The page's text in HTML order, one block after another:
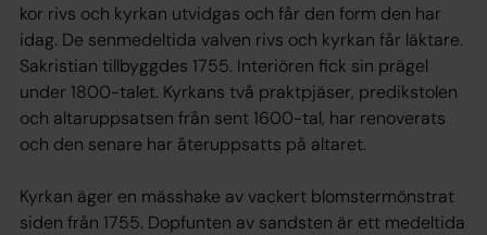
kor rivs och kyrkan utvidgas och får den form den har
idag. De senmedeltida valven rivs och kyrkan får läktare.
Sakristian tillbyggdes 1755. Interiören fick sin prägel
under 1800-talet. Kyrkans två praktpjäser, predikstolen
och altaruppsatsen från sent 1600-tal, har renoverats
och den senare har återuppsatts på altaret.
Kyrkan äger en mässhake av vackert blomstermönstrat
siden från 1755. Dopfunten av sandsten är ett medeltida